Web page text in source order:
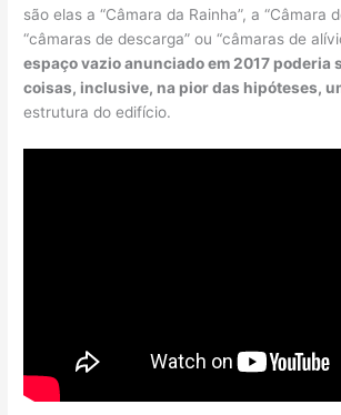
são elas a “Câmara da Rainha”, a “Câmara
“câmaras de descarga” ou “câmaras de
espaço vazio anunciado em 2017 poderia
coisas, inclusive, na pior das hipóteses,
estrutura do edifício.